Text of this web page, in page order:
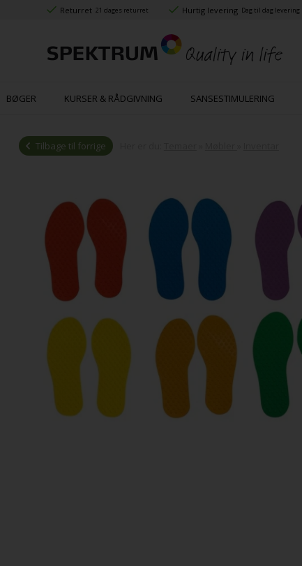
Returret 21 dages returret Hurtig levering Dag til dag levering
BØGER KURSER & RÅDGIVNING SANSESTIMULERING
Tilbage til forrige